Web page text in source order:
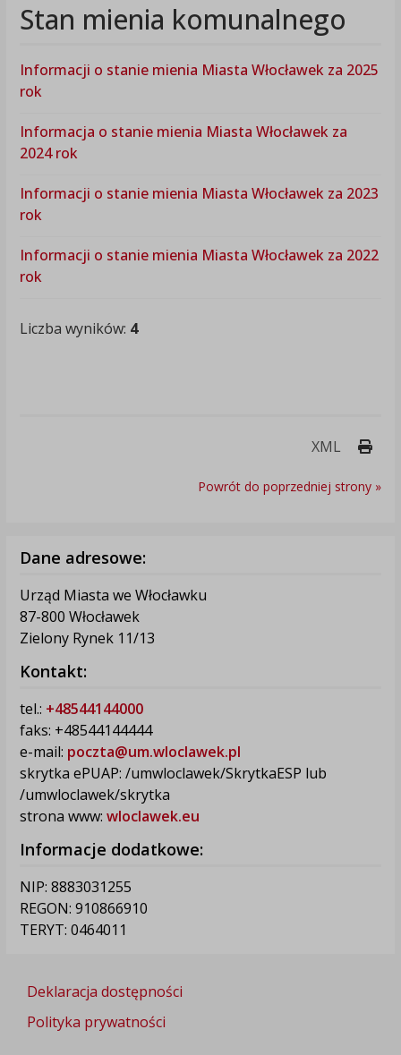
Stan mienia komunalnego
Informacji o stanie mienia Miasta Włocławek za 2025
rok
Informacja o stanie mienia Miasta Włocławek za
2024 rok
Informacji o stanie mienia Miasta Włocławek za 2023
rok
Informacji o stanie mienia Miasta Włocławek za 2022
rok
Liczba wyników: 4
XML
Powrót do poprzedniej strony »
Dane adresowe:
Urząd Miasta we Włocławku
87-800 Włocławek
Zielony Rynek 11/13
Kontakt:
tel.: +48544144000
faks: +48544144444
e-mail: poczta@um.wloclawek.pl
skrytka ePUAP: /umwloclawek/SkrytkaESP lub
/umwloclawek/skrytka
strona www: wloclawek.eu
Informacje dodatkowe:
NIP: 8883031255
REGON: 910866910
TERYT: 0464011
Deklaracja dostępności
Polityka prywatności